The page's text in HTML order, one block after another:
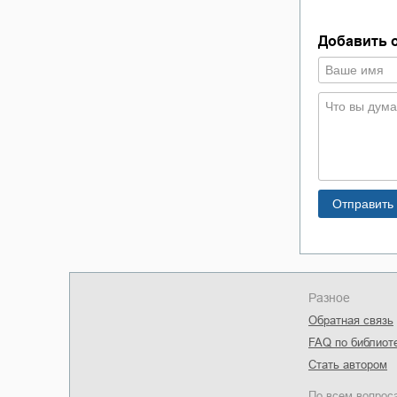
Добавить
Разное
Обратная связь
FAQ по
Стать автором